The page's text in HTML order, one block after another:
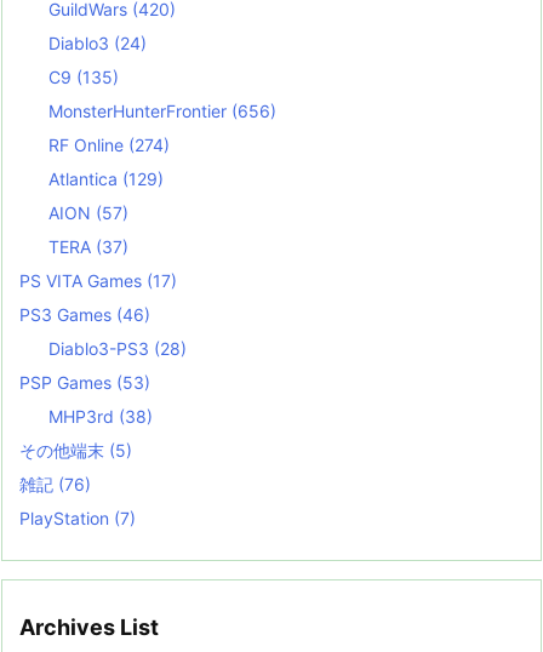
GuildWars (420)
Diablo3 (24)
C9 (135)
MonsterHunterFrontier (656)
RF Online (274)
Atlantica (129)
AION (57)
TERA (37)
PS VITA Games (17)
PS3 Games (46)
Diablo3-PS3 (28)
PSP Games (53)
MHP3rd (38)
その他端末 (5)
雑記 (76)
PlayStation (7)
Archives List